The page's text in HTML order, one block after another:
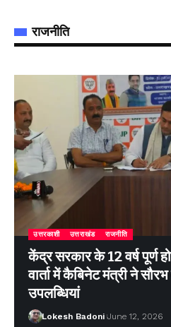
राजनीति
उत्तरकाशी उत्तराखंड राजनीति
केंद्र सरकार के 12 वर्ष पूर्ण
वार्ता में कैबिनेट मंत्री ने
उपलब्धियां
Lokesh Badoni June 12, 2026